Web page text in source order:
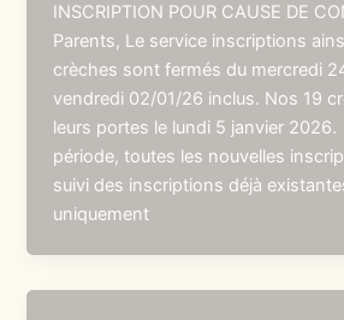
INSCRIPTION POUR CAUSE DE
Parents, Le service inscriptions
crèches sont fermés du mercredi
vendredi 02/01/26 inclus. Nos 19
leurs portes le lundi 5 janvier
période, toutes les nouvelles
suivi des inscriptions déjà
uniquement